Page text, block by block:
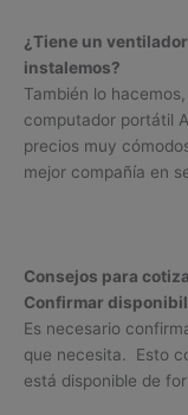
¿Tiene un
instalemos?
También lo
computador portátil
precios muy
mejor compañía en
Consejos para
Confirmar
Es necesario
que necesita. Esto
está disponible de